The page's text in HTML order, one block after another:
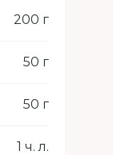
200 г
50 г
50 г
1 ч. л.